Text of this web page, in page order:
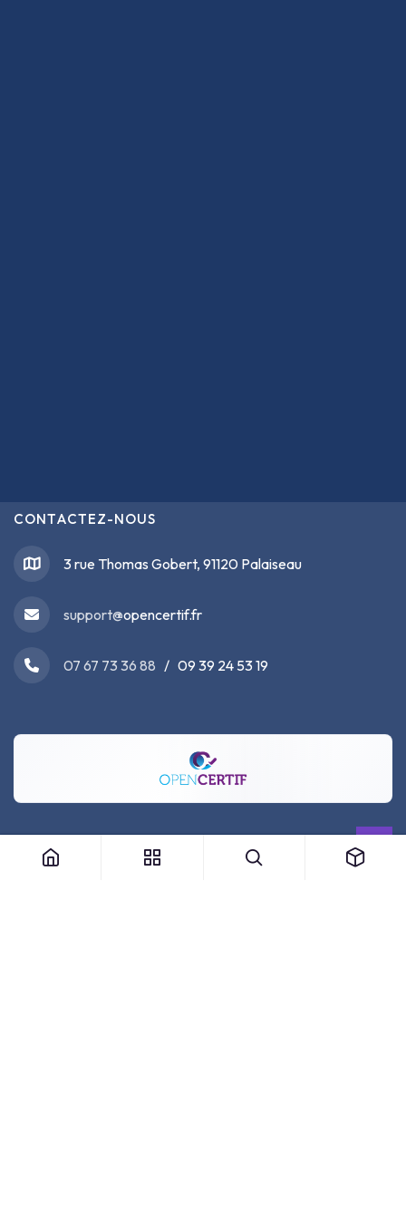
CONTACTEZ-NOUS
3 rue Thomas Gobert, 91120 Palaiseau
support@opencertif.fr
07 67 73 36 88 / 09 39 24 53 19